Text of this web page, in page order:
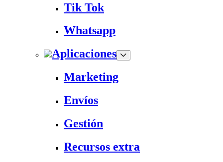
Tik Tok
Whatsapp
Aplicaciones
Marketing
Envíos
Gestión
Recursos extra